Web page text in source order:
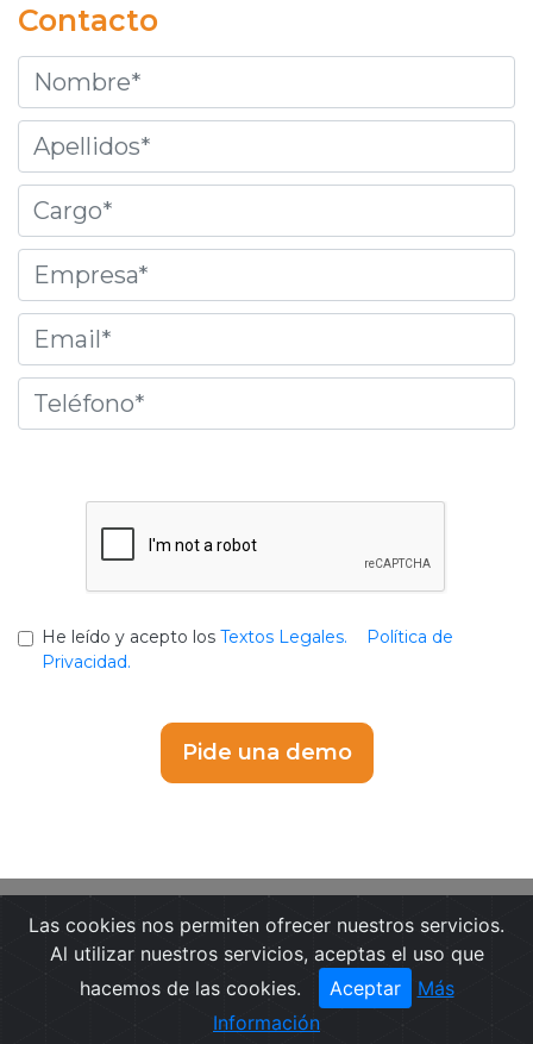
Contacto
He leído y acepto los Textos Legales.
Política de
Privacidad.
Portada Noticias
Guía de Medios
Notas de prensa
Textos Legales
Contactar
Pide una demo
Las cookies nos permiten ofrecer nuestros servicios.
Al utilizar nuestros servicios, aceptas el uso que
hacemos de las cookies.
Aceptar
Más
Información